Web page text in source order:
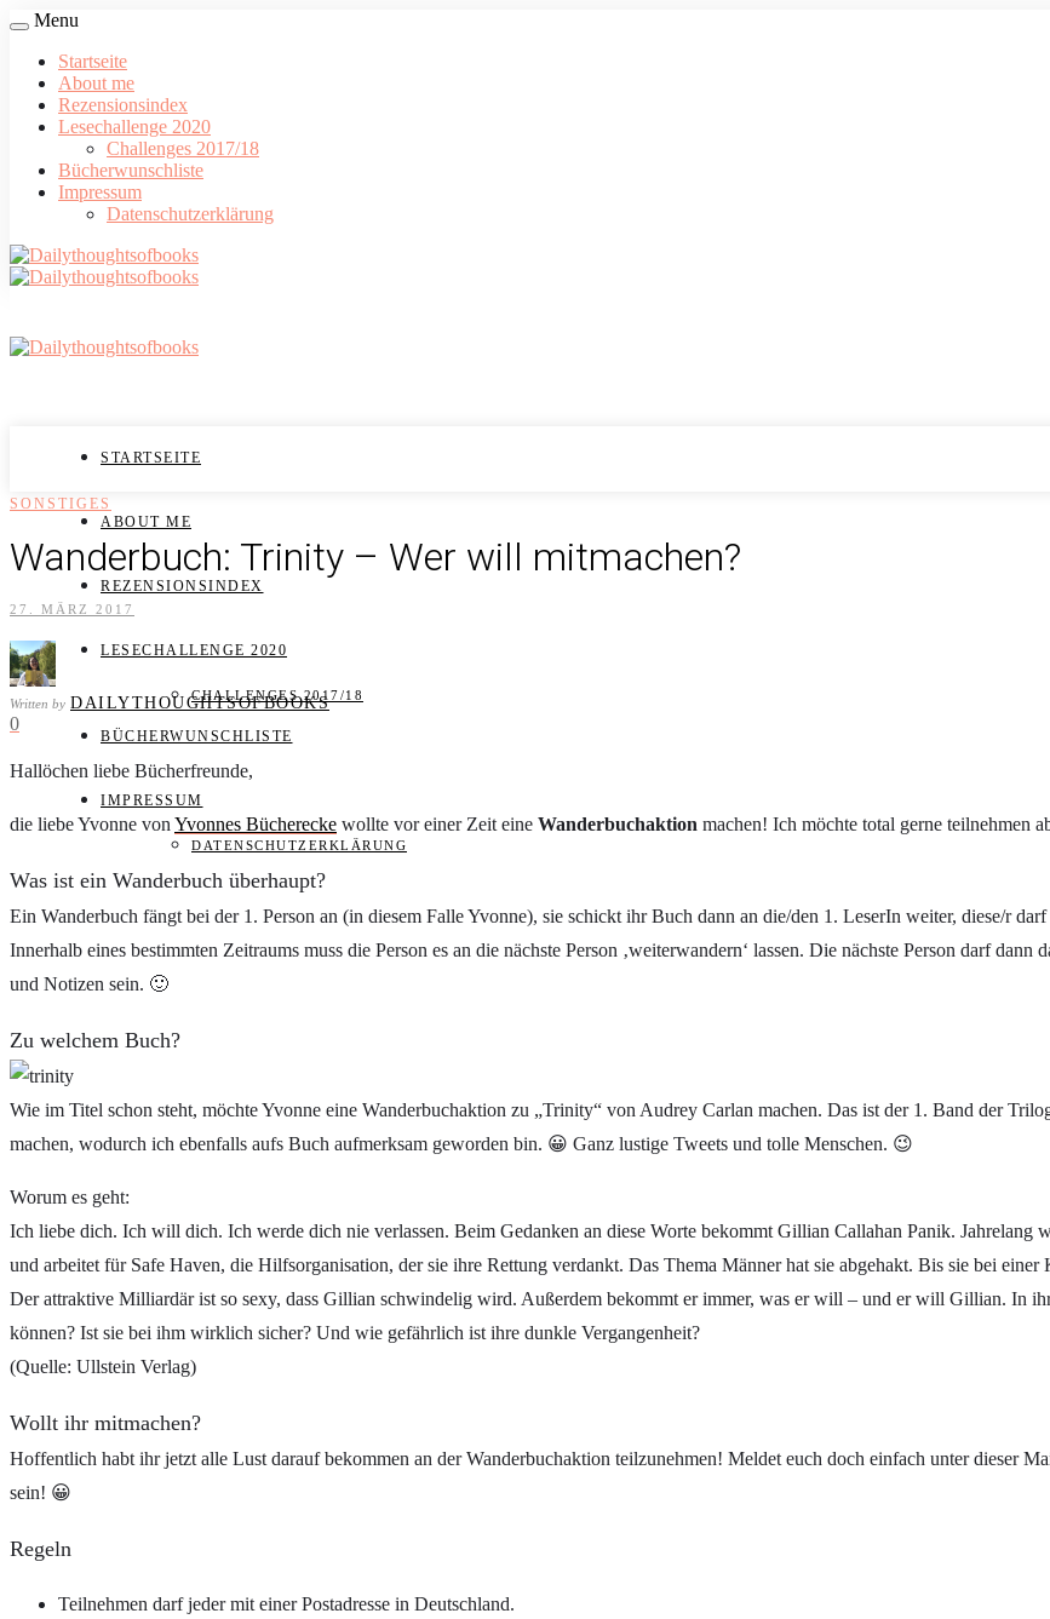
Menu
Startseite
About me
Rezensionsindex
Lesechallenge 2020
Challenges 2017/18
Bücherwunschliste
Impressum
Datenschutzerklärung
STARTSEITE
ABOUT ME
REZENSIONSINDEX
LESECHALLENGE 2020
CHALLENGES 2017/18
BÜCHERWUNSCHLISTE
IMPRESSUM
DATENSCHUTZERKLÄRUNG
SONSTIGES
Wanderbuch: Trinity – Wer will mitmachen?
27. MÄRZ 2017
Written by DAILYTHOUGHTSOFBOOKS
0
Hallöchen liebe Bücherfreunde,
die liebe Yvonne von Yvonnes Bücherecke wollte vor einer Zeit eine Wanderbuchaktion machen! Ich möchte total gerne teilnehmen
Was ist ein Wanderbuch überhaupt?
Ein Wanderbuch fängt bei der 1. Person an (in diesem Falle Yvonne), sie schickt ihr Buch dann an die/den 1. LeserIn weiter, diese/r
Innerhalb eines bestimmten Zeitraums muss die Person es an die nächste Person ‚weiterwandern‘ lassen. Die nächste Person darf
und Notizen sein. 🙂
Zu welchem Buch?
Wie im Titel schon steht, möchte Yvonne eine Wanderbuchaktion zu „Trinity“ von Audrey Carlan machen. Das ist der 1. Band der
machen, wodurch ich ebenfalls aufs Buch aufmerksam geworden bin. 😀 Ganz lustige Tweets und tolle Menschen. 😉
Worum es geht:
Ich liebe dich. Ich will dich. Ich werde dich nie verlassen. Beim Gedanken an diese Worte bekommt Gillian Callahan Panik. Jahrelang
und arbeitet für Safe Haven, die Hilfsorganisation, der sie ihre Rettung verdankt. Das Thema Männer hat sie abgehakt. Bis sie bei
Der attraktive Milliardär ist so sexy, dass Gillian schwindelig wird. Außerdem bekommt er immer, was er will – und er will Gillian. In
können? Ist sie bei ihm wirklich sicher? Und wie gefährlich ist ihre dunkle Vergangenheit?
(Quelle: Ullstein Verlag)
Wollt ihr mitmachen?
Hoffentlich habt ihr jetzt alle Lust darauf bekommen an der Wanderbuchaktion teilzunehmen! Meldet euch doch einfach unter dieser
sein! 😀
Regeln
Teilnehmen darf jeder mit einer Postadresse in Deutschland.